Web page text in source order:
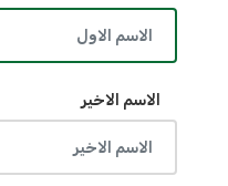
الاسم الاخير